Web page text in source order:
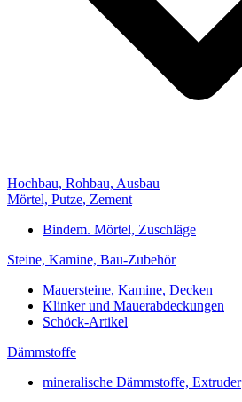
Hochbau, Rohbau, Ausbau
Mörtel, Putze, Zement
Bindem. Mörtel, Zuschläge
Steine, Kamine, Bau-Zubehör
Mauersteine, Kamine, Decken
Klinker und Mauerabdeckungen
Schöck-Artikel
Dämmstoffe
mineralische Dämmstoffe, Extruder